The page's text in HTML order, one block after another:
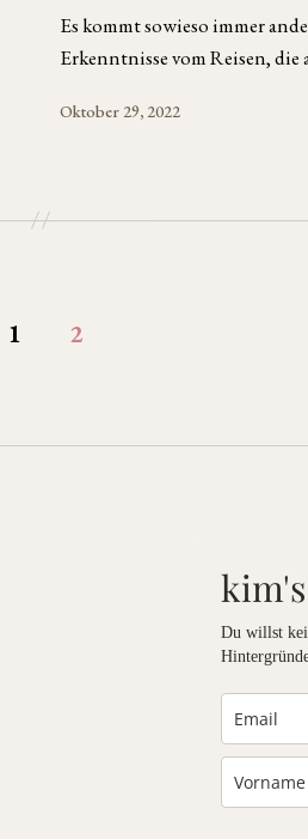
Es kommt sowieso immer
Erkenntnisse vom Reisen,
Oktober 29, 2022
1 2
Du willst